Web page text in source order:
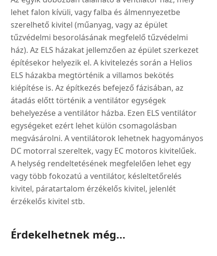
lehet falon kívüli, vagy falba és álmennyezetbe
szerelhető kivitel (műanyag, vagy az épület
tűzvédelmi besorolásának megfelelő tűzvédelmi
ház). Az ELS házakat jellemzően az épület szerkezet
építésekor helyezik el. A kivitelezés során a Helios
ELS házakba megtörténik a villamos bekötés
kiépítése is. Az építkezés befejező fázisában, az
átadás előtt történik a ventilátor egységek
behelyezése a ventilátor házba. Ezen ELS ventilátor
egységeket ezért lehet külön csomagolásban
megvásárolni. A ventilátorok lehetnek hagyományos
DC motorral szereltek, vagy EC motoros kivitelűek.
A helység rendeltetésének megfelelően lehet egy
vagy több fokozatú a ventilátor, késleltetőrelés
kivitel, páratartalom érzékelős kivitel, jelenlét
érzékelős kivitel stb.
Érdekelhetnek még…